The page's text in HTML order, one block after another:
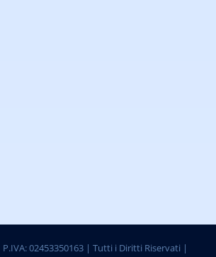
02453350163 | Tutti i Diritti Riservati |